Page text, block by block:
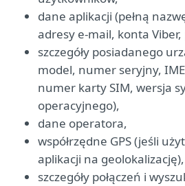
dane aplikacji (pełną
adresy e-mail, konta Viber,
szczegóły posiadanego
model, numer seryjny,
numer karty SIM, wersja
operacyjnego),
dane operatora,
współrzędne GPS (jeśli
aplikacji na geolokalizację),
szczegóły połączeń i